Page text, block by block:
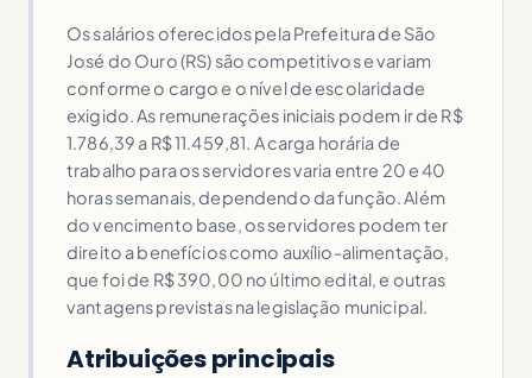
Os salários oferecidos pela Prefeitura de São
José do Ouro (RS) são competitivos e variam
conforme o cargo e o nível de escolaridade
exigido. As remunerações iniciais podem ir de R$
1.786,39 a R$ 11.459,81. A carga horária de
trabalho para os servidores varia entre 20 e 40
horas semanais, dependendo da função. Além
do vencimento base, os servidores podem ter
direito a benefícios como auxílio-alimentação,
que foi de R$ 390,00 no último edital, e outras
vantagens previstas na legislação municipal.
Atribuições principais